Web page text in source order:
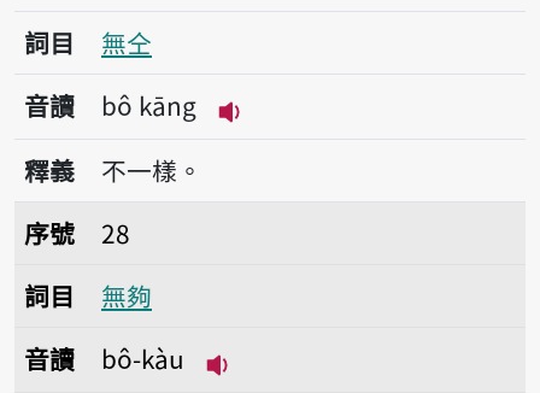
詞目
無仝
音讀
bô kāng
播放音讀bô kāng
釋義
不一樣。
序號28無夠
序號
28
詞目
無夠
音讀
bô-kàu